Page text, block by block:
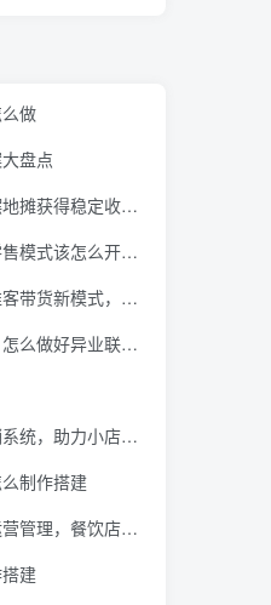
做
盘点
获得稳定收入？
该怎么开发呢？
货？微信小店推客机构怎么玩？
做好异业联盟？
人创作者抢占万亿蓝海市场！
制作搭建
店小程序需要什么功能?
建